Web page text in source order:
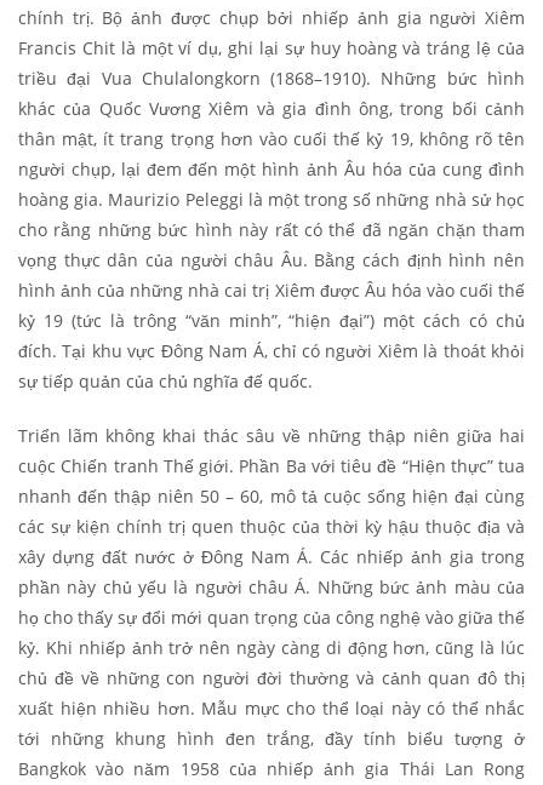
chính trị. Bộ ảnh được chụp bởi nhiếp ảnh gia người Xiêm
Francis Chit là một ví dụ, ghi lại sự huy hoàng và tráng lệ của
triều đại Vua Chulalongkorn (1868–1910). Những bức hình
khác của Quốc Vương Xiêm và gia đình ông, trong bối cảnh
thân mật, ít trang trọng hơn vào cuối thế kỷ 19, không rõ tên
người chụp, lại đem đến một hình ảnh Âu hóa của cung đình
hoàng gia. Maurizio Peleggi là một trong số những nhà sử học
cho rằng những bức hình này rất có thể đã ngăn chặn tham
vọng thực dân của người châu Âu. Bằng cách định hình nên
hình ảnh của những nhà cai trị Xiêm được Âu hóa vào cuối thế
kỷ 19 (tức là trông “văn minh”, “hiện đại”) một cách có chủ
đích. Tại khu vực Đông Nam Á, chỉ có người Xiêm là thoát khỏi
sự tiếp quản của chủ nghĩa đế quốc.
Triển lãm không khai thác sâu về những thập niên giữa hai
cuộc Chiến tranh Thế giới. Phần Ba với tiêu đề “Hiện thực” tua
nhanh đến thập niên 50 – 60, mô tả cuộc sống hiện đại cùng
các sự kiện chính trị quen thuộc của thời kỳ hậu thuộc địa và
xây dựng đất nước ở Đông Nam Á. Các nhiếp ảnh gia trong
phần này chủ yếu là người châu Á. Những bức ảnh màu của
họ cho thấy sự đổi mới quan trọng của công nghệ vào giữa thế
kỷ. Khi nhiếp ảnh trở nên ngày càng di động hơn, cũng là lúc
chủ đề về những con người đời thường và cảnh quan đô thị
xuất hiện nhiều hơn. Mẫu mực cho thể loại này có thể nhắc
tới những khung hình đen trắng, đầy tính biểu tượng ở
Bangkok vào năm 1958 của nhiếp ảnh gia Thái Lan Rong